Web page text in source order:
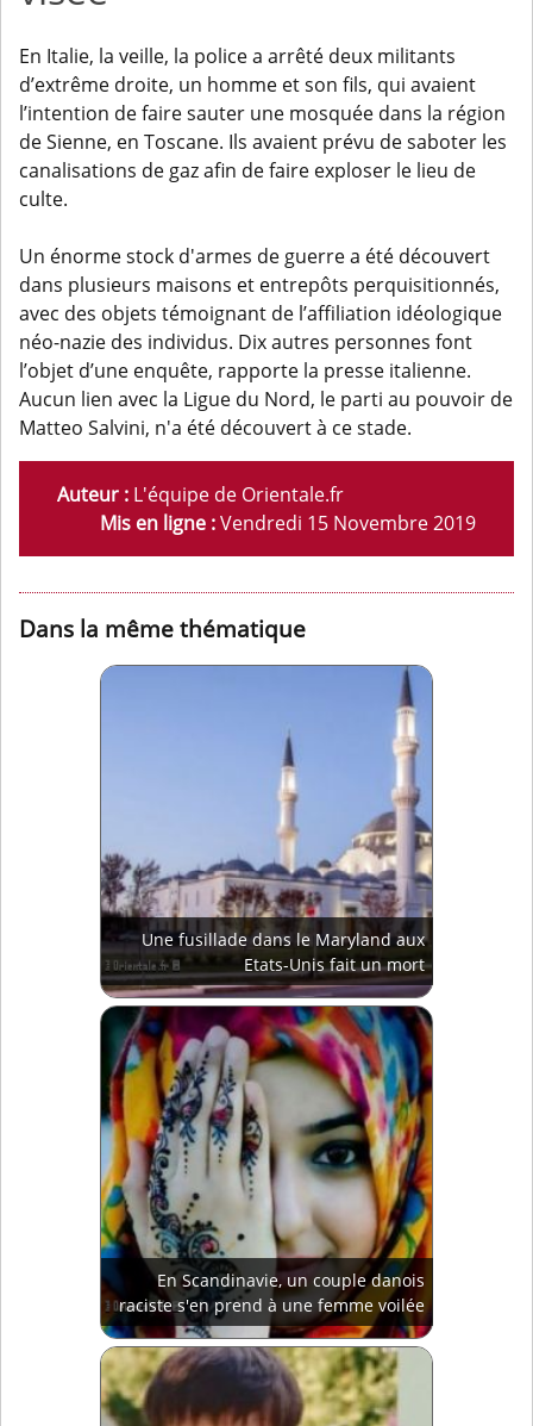
En Italie, la veille, la police a arrêté deux militants
d’extrême droite, un homme et son fils, qui avaient
l’intention de faire sauter une mosquée dans la région
de Sienne, en Toscane. Ils avaient prévu de saboter les
canalisations de gaz afin de faire exploser le lieu de
culte.
Un énorme stock d'armes de guerre a été découvert
dans plusieurs maisons et entrepôts perquisitionnés,
avec des objets témoignant de l’affiliation idéologique
néo-nazie des individus. Dix autres personnes font
l’objet d’une enquête, rapporte la presse italienne.
Aucun lien avec la Ligue du Nord, le parti au pouvoir de
Matteo Salvini, n'a été découvert à ce stade.
Auteur : L'équipe de Orientale.fr
Mis en ligne :Vendredi 15 Novembre 2019
Dans la même thématique
Une fusillade dans le Maryland aux
Etats-Unis fait un mort
En Scandinavie, un couple danois
raciste s'en prend à une femme voilée